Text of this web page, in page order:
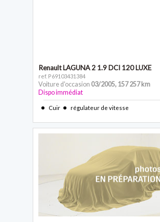
Renault LAGUNA 2 1.9 DCI 120 LUXE
ref. P69103431384
Voiture d'occasion 03/2005, 157 257 km
Dispo immédiat
Cuir régulateur de vitesse